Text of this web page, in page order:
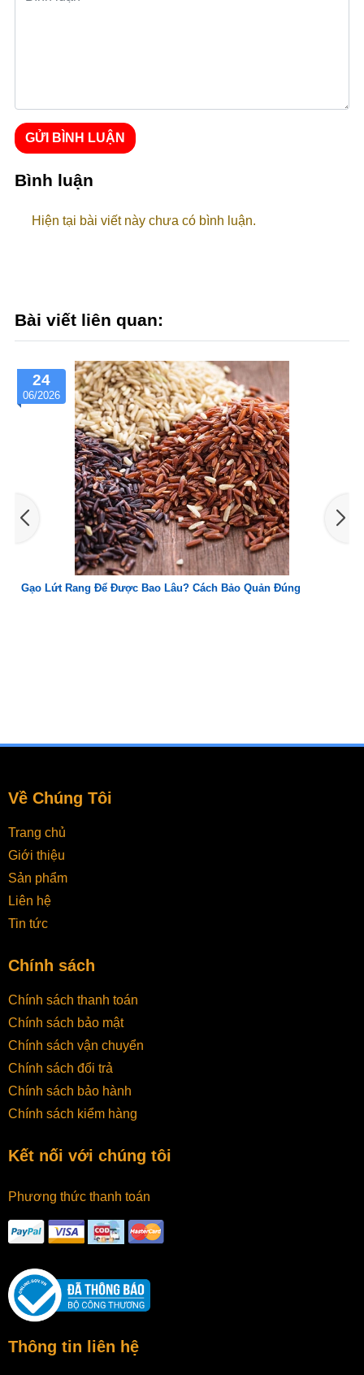
GỬI BÌNH LUẬN
Bình luận
Hiện tại bài viết này chưa có bình luận.
Bài viết liên quan:
24
06/2026
Gạo Lứt Rang Để Được Bao Lâu? Cách Bảo Quản Đúng
Về Chúng Tôi
Trang chủ
Giới thiệu
Sản phẩm
Liên hệ
Tin tức
Chính sách
Chính sách thanh toán
Chính sách bảo mật
Chính sách vận chuyển
Chính sách đổi trả
Chính sách bảo hành
Chính sách kiểm hàng
Kết nối với chúng tôi
Phương thức thanh toán
Thông tin liên hệ